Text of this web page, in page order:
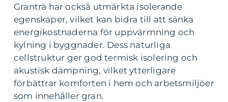
Granträ har också utmärkta isolerande
egenskaper, vilket kan bidra till att sänka
energikostnaderna för uppvärmning och
kylning i byggnader. Dess naturliga
cellstruktur ger god termisk isolering och
akustisk dämpning, vilket ytterligare
förbättrar komforten i hem och arbetsmiljöer
som innehåller gran.